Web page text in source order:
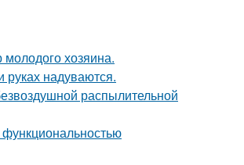
молодого хозяина.
руках надуваются.
распылительной
функциональностью